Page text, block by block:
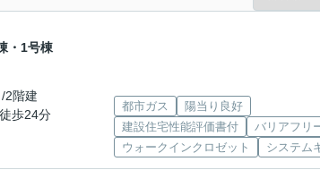
・1号棟
2階建
歩24分
都市ガス
陽当り良好
建設住宅性能評価書付
バリアフリ
ウォークインクロゼット
システム